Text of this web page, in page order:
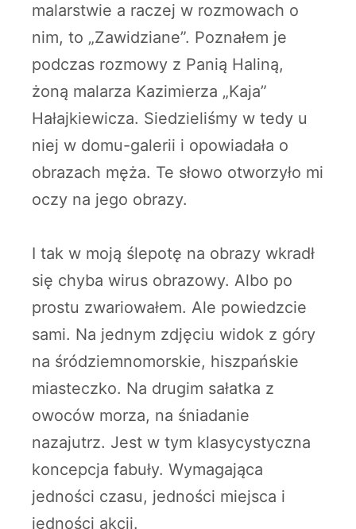
malarstwie a raczej w rozmowach o
nim, to „Zawidziane”. Poznałem je
podczas rozmowy z Panią Haliną,
żoną malarza Kazimierza „Kaja”
Hałajkiewicza. Siedzieliśmy w tedy u
niej w domu-galerii i opowiadała o
obrazach męża. Te słowo otworzyło mi
oczy na jego obrazy.
I tak w moją ślepotę na obrazy wkradł
się chyba wirus obrazowy. Albo po
prostu zwariowałem. Ale powiedzcie
sami. Na jednym zdjęciu widok z góry
na śródziemnomorskie, hiszpańskie
miasteczko. Na drugim sałatka z
owoców morza, na śniadanie
nazajutrz. Jest w tym klasycystyczna
koncepcja fabuły. Wymagająca
jedności czasu, jedności miejsca i
jedności akcji.